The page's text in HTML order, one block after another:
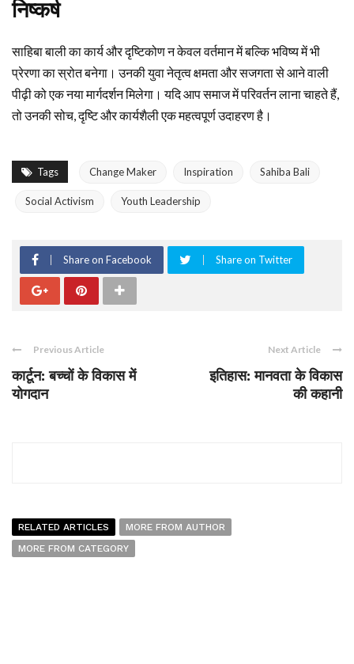
निष्कर्ष
साहिबा बाली का कार्य और दृष्टिकोण न केवल वर्तमान में बल्कि भविष्य में भी
प्रेरणा का स्रोत बनेगा। उनकी युवा नेतृत्व क्षमता और सजगता से आने वाली
पीढ़ी को एक नया मार्गदर्शन मिलेगा। यदि आप समाज में परिवर्तन लाना चाहते हैं,
तो उनकी सोच, दृष्टि और कार्यशैली एक महत्वपूर्ण उदाहरण है।
Tags Change Maker Inspiration Sahiba Bali
Social Activism Youth Leadership
Share on Facebook Share on Twitter
Previous Article
कार्टून: बच्चों के विकास में
योगदान
Next Article
इतिहास: मानवता के विकास
की कहानी
RELATED ARTICLES
MORE FROM AUTHOR
MORE FROM CATEGORY